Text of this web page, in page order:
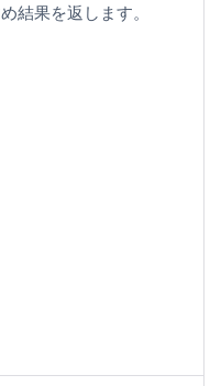
結果を返します。